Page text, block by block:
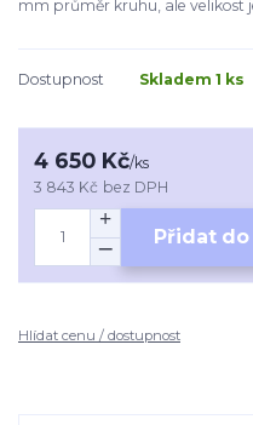
mm průměr kruhu, ale velikost
Dostupnost Skladem 1 ks
4 650 Kč/ks
3 843 Kč bez DPH
Přidat do
Hlídat cenu / dostupnost